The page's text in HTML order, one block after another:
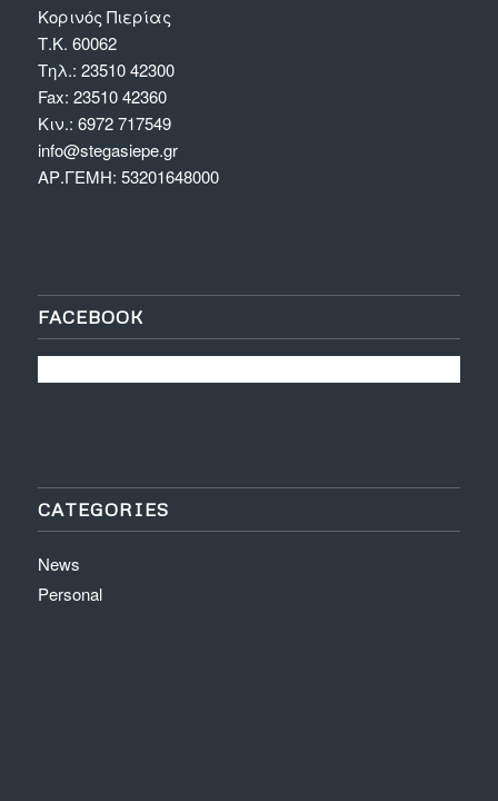
Κορινός Πιερίας
Τ.Κ. 60062
Τηλ.: 23510 42300
Fax: 23510 42360
Κιν.: 6972 717549
info@stegasiepe.gr
ΑΡ.ΓΕΜΗ: 53201648000
FACEBOOK
CATEGORIES
News
Personal